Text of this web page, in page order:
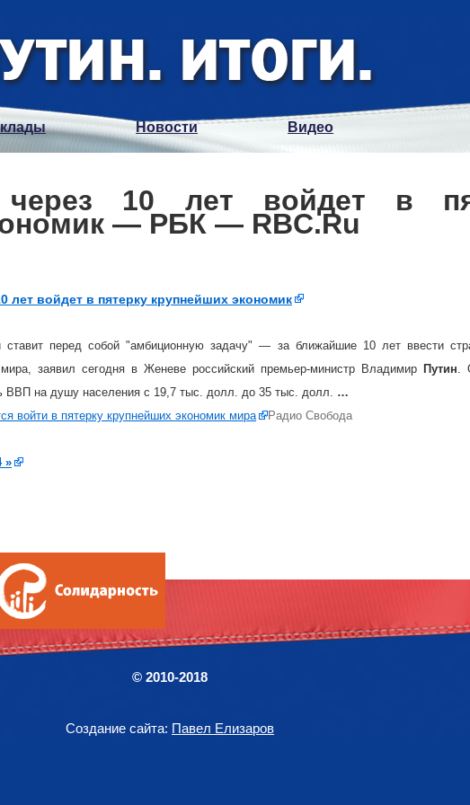
Новости Видео
10 лет войдет в
— РБК — RBC.Ru
лет войдет в пятерку крупнейших экономик
ставит перед собой "амбиционную задачу" — за ближайшие 10 лет ввести
заявил сегодня в Женеве российский премьер-министр Владимир Путин.
ВВП на душу населения с 19,7 тыс. долл. до 35 тыс. долл. …
войти в пятерку крупнейших экономик мира Радио Свобода
»
© 2010-2018
Создание сайта: Павел Елизаров